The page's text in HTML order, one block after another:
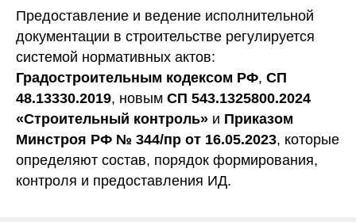
Предоставление и ведение исполнительной
документации в строительстве регулируется
системой нормативных актов:
Градостроительным кодексом РФ, СП
48.13330.2019, новым СП 543.1325800.2024
«Строительный контроль» и Приказом
Минстроя РФ № 344/пр от 16.05.2023, которые
определяют состав, порядок формирования,
контроля и предоставления ИД.